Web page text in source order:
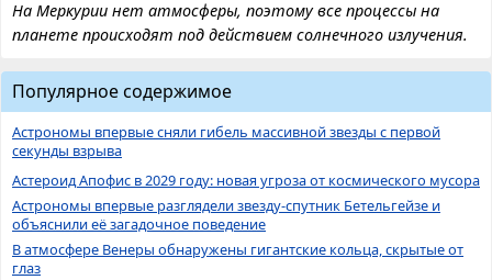
На Меркурии нет атмосферы, поэтому все процессы на
планете происходят под действием солнечного излучения.
Популярное содержимое
Астрономы впервые сняли гибель массивной звезды с первой
секунды взрыва
Астероид Апофис в 2029 году: новая угроза от космического мусора
Астрономы впервые разглядели звезду-спутник Бетельгейзе и
объяснили её загадочное поведение
В атмосфере Венеры обнаружены гигантские кольца, скрытые от
глаз